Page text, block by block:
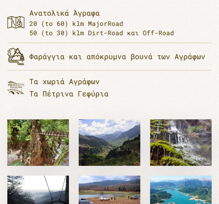
Ανατολικά Άγραφα
20 (to 60) klm MajorRoad
50 (to 30) klm Dirt-Road και Off-Road
Φαράγγια και απόκρυμνα βουνά των Αγράφων
Τα χωριά Αγράφων
Τα Πέτρινα Γεφύρια